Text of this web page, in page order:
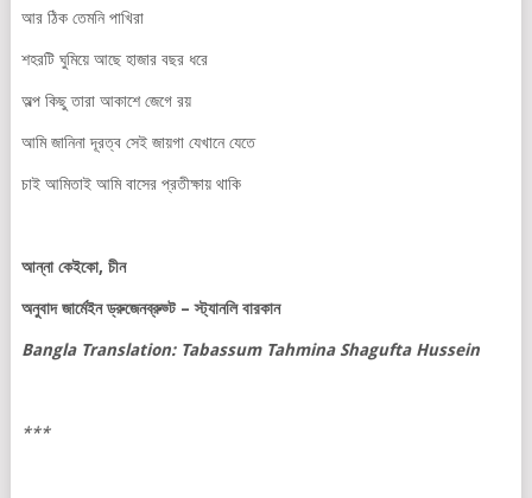
আর ঠিক তেমনি পাখিরা
শহরটি ঘুমিয়ে আছে হাজার বছর ধরে
অল্প কিছু তারা আকাশে জেগে রয়
আমি জানিনা দূরত্ব সেই জায়গা যেখানে যেতে
চাই আমিতাই আমি বাসের প্রতীক্ষায় থাকি
আন্না কেইকো, চীন
অনুবাদ জার্মেইন ড্রুজেনব্রুড্ট–স্ট্যানলি বারকান
Bangla Translation: Tabassum Tahmina Shagufta Hussein
***